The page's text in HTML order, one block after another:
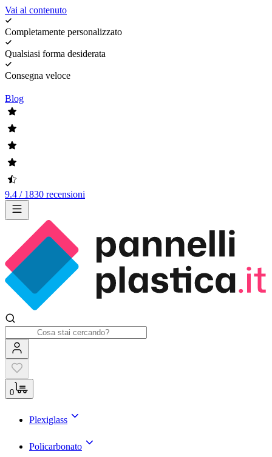
Vai al contenuto
Completamente personalizzato
Qualsiasi forma desiderata
Consegna veloce
Blog
9.4 / 1830 recensioni
0
Plexiglass
Policarbonato